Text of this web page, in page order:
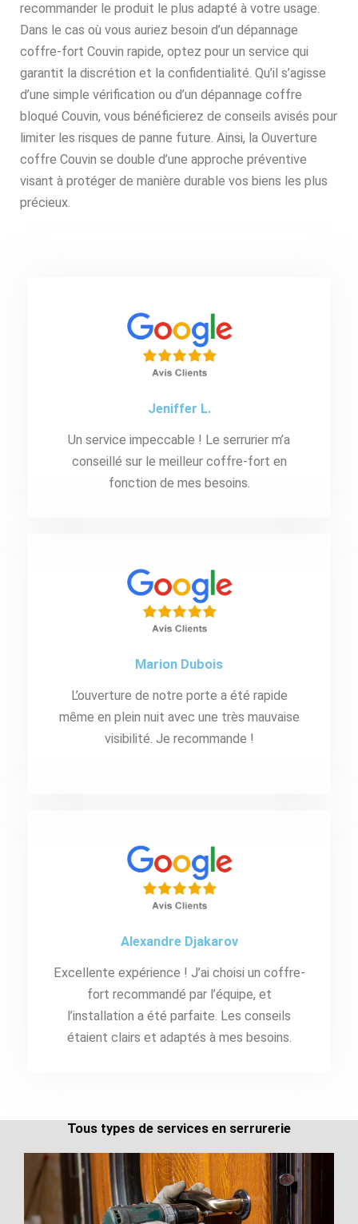
recommander le produit le plus adapté à votre usage.
Dans le cas où vous auriez besoin d’un dépannage
coffre-fort Couvin rapide, optez pour un service qui
garantit la discrétion et la confidentialité. Qu’il s’agisse
d’une simple vérification ou d’un dépannage coffre
bloqué Couvin, vous bénéficierez de conseils avisés pour
limiter les risques de panne future. Ainsi, la Ouverture
coffre Couvin se double d’une approche préventive
visant à protéger de manière durable vos biens les plus
précieux.
Jeniffer L.
Un service impeccable ! Le serrurier m’a
conseillé sur le meilleur coffre-fort en
fonction de mes besoins.
Marion Dubois
L’ouverture de notre porte a été rapide
même en plein nuit avec une très mauvaise
visibilité. Je recommande !
Alexandre Djakarov
Excellente expérience ! J’ai choisi un coffre-
fort recommandé par l’équipe, et
l’installation a été parfaite. Les conseils
étaient clairs et adaptés à mes besoins.
Tous types de services en serrurerie